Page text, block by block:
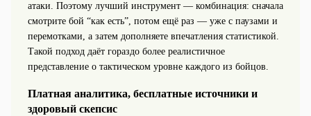
атаки. Поэтому лучший инструмент — комбинация: сначала
смотрите бой “как есть”, потом ещё раз — уже с паузами и
перемотками, а затем дополняете впечатления статистикой.
Такой подход даёт гораздо более реалистичное
представление о тактическом уровне каждого из бойцов.
Платная аналитика, бесплатные источники и
здоровый скепсис